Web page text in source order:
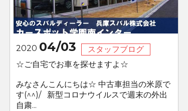
2020 04/03
スタッフブログ
☆ご自宅でお車を探せますよ☆
みなさんこんにちは☆ 中古車担当の米原で
す(^^)/ 新型コロナウイルスで週末の外出
自粛...